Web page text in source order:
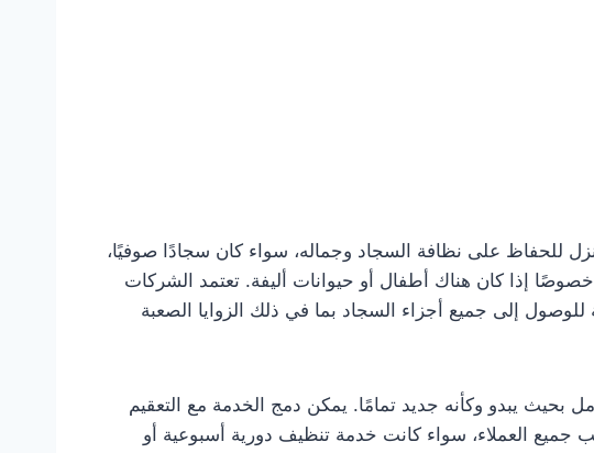
للحفاظ على نظافة السجاد وجماله، سواء كان سجادًا صوفيًا،
إذا كان هناك أطفال أو حيوانات أليفة. تعتمد الشركات
إلى جميع أجزاء السجاد بما في ذلك الزوايا الصعبة
بحيث يبدو وكأنه جديد تمامًا. يمكن دمج الخدمة مع التعقيم
جميع العملاء، سواء كانت خدمة تنظيف دورية أسبوعية أو